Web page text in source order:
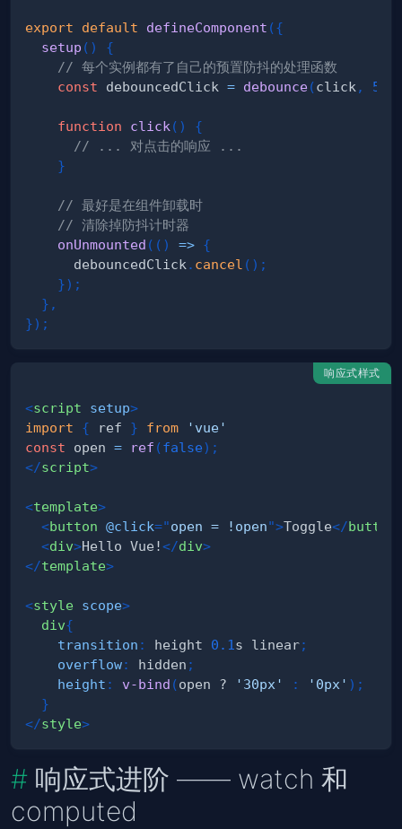
export default defineComponent ({
setup ( )
{
// 每个实例都有了自己的预置防抖的处理函数
const debouncedClick = debounce(click , 500
function click ( )
{
// ... 对点击的响应 ...
}
// 最好是在组件卸载时
// 清除掉防抖计时器
onUnmounted ( ( ) => {
      debouncedClick
. cancel ( ) ;
}) ;
} ,
}) ;
响应式样式
<script setup>
import
{ ref } from
'vue'
const open = ref (false) ;
</script>
<template>
<button @click="open = !open">Toggle</button
<div>Hello Vue!</div>
</template>
<style scope>
div{
transition : height 0.1 s linear;
overflow: hidden ;
height : v-bind (open ? '30px' : '0px' ) ;
}
</style>
响应式进阶 —— watch 和
computed